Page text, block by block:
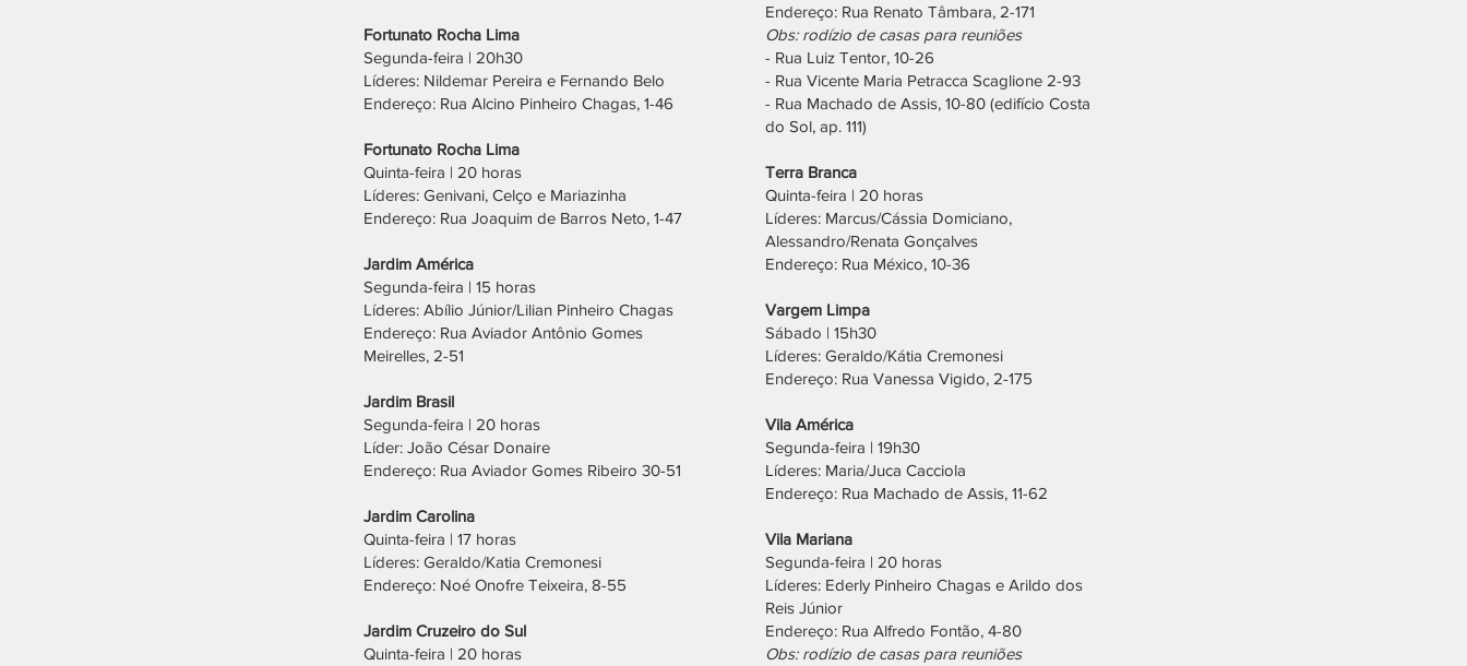
Fortunato Rocha Lima
Segunda-feira | 20h30
Líderes: Nildemar Pereira e Fernando Belo
Endereço: Rua Alcino Pinheiro Chagas, 1-46
Fortunato Rocha Lima
Quinta-feira | 20 horas
Líderes: Genivani, Celço e Mariazinha
Endereço: Rua Joaquim de Barros Neto, 1-47
Jardim América
Segunda-feira | 15 horas
Líderes: Abílio Júnior/Lilian Pinheiro Chagas
Endereço: Rua Aviador Antônio Gomes
Meirelles, 2-51
Jardim Brasil
Segunda-feira | 20 horas
Líder: João César Donaire
Endereço: Rua Aviador Gomes Ribeiro 30-51
Jardim Carolina
Quinta-feira | 17 horas
Líderes: Geraldo/Katia Cremonesi
Endereço: Noé Onofre Teixeira, 8-55
Jardim Cruzeiro do Sul
Quinta-feira | 20 horas
Endereço: Rua Renato Tâmbara, 2-171
Obs: rodízio de casas para reuniões
- Rua Luiz Tentor, 10-26
- Rua Vicente Maria Petracca Scaglione 2-93
- Rua Machado de Assis, 10-80 (edifício Costa
do Sol, ap. 111)
Terra Branca
Quinta-feira | 20 horas
Líderes: Marcus/Cássia Domiciano,
Alessandro/Renata Gonçalves
Endereço: Rua México, 10-36
Vargem Limpa
Sábado | 15h30
Líderes: Geraldo/Kátia Cremonesi
Endereço: Rua Vanessa Vigido, 2-175
Vila América
Segunda-feira | 19h30
Líderes: Maria/Juca Cacciola
Endereço: Rua Machado de Assis, 11-62
Vila Mariana
Segunda-feira | 20 horas
Líderes: Ederly Pinheiro Chagas e Arildo dos
Reis Júnior
Endereço: Rua Alfredo Fontão, 4-80
Obs: rodízio de casas para reuniões